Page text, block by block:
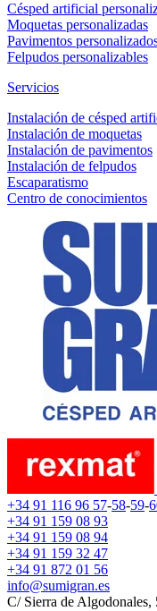
Césped artificial
Moquetas personalizadas
Pavimentos
Felpudos personalizables
Servicios
Instalación de césped
Instalación de moquetas
Instalación de pavimentos
Instalación de felpudos
Escaparatismo
Centro de conocimientos
+34 91 116 96 57-58-59-
+34 91 159 08 93
+34 91 159 08 94
+34 91 159 32 47
+34 91 872 01 56
info@sumigran.es
C/ Sierra de